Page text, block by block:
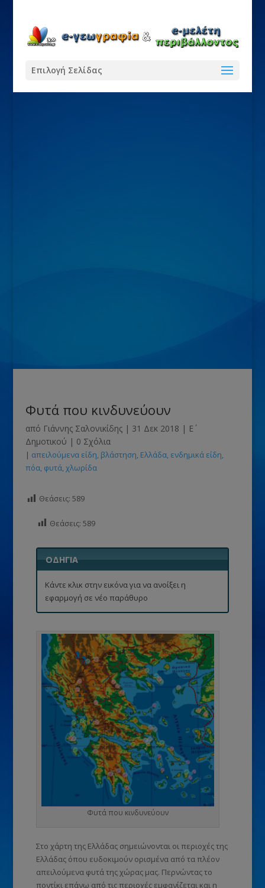
Επιλογή Σελίδας
Φυτά που κινδυνεύουν
από Γιάννης Σαλονικίδης| 31 Δεκ 2018 | Ε΄
Δημοτικού | 0 Σχόλια
| απειλούμενα είδη βλάστηση Ελλάδα ενδημικά είδη
πόα φυτά χλωρίδα
Θεάσεις: 589
Θεάσεις: 589
ΟΔΗΓΙΑ
Κάντε κλικ στην εικόνα για να ανοίξει η
εφαρμογή σε νέο παράθυρο
Φυτά που κινδυνεύουν
Στο χάρτη της Ελλάδας σημειώνονται οι περιοχές της
Ελλάδας όπου ευδοκιμούν ορισμένα από τα πλέον
απειλούμενα φυτά της χώρας μας. Περνώντας το
ποντίκι επάνω από τις περιοχές εμφανίζεται και η